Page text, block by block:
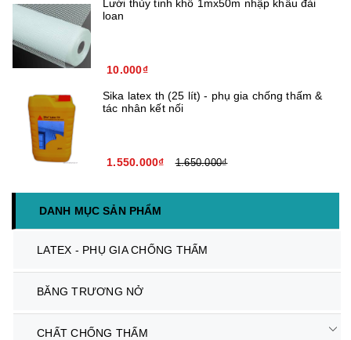
Lưới thủy tinh khổ 1mx50m nhập khẩu đài
loan
10.000₫
Sika latex th (25 lít) - phụ gia chống thấm &
tác nhân kết nối
1.550.000₫ 1.650.000₫
DANH MỤC SẢN PHẨM
LATEX - PHỤ GIA CHỐNG THẤM
BĂNG TRƯƠNG NỞ
CHẤT CHỐNG THẤM